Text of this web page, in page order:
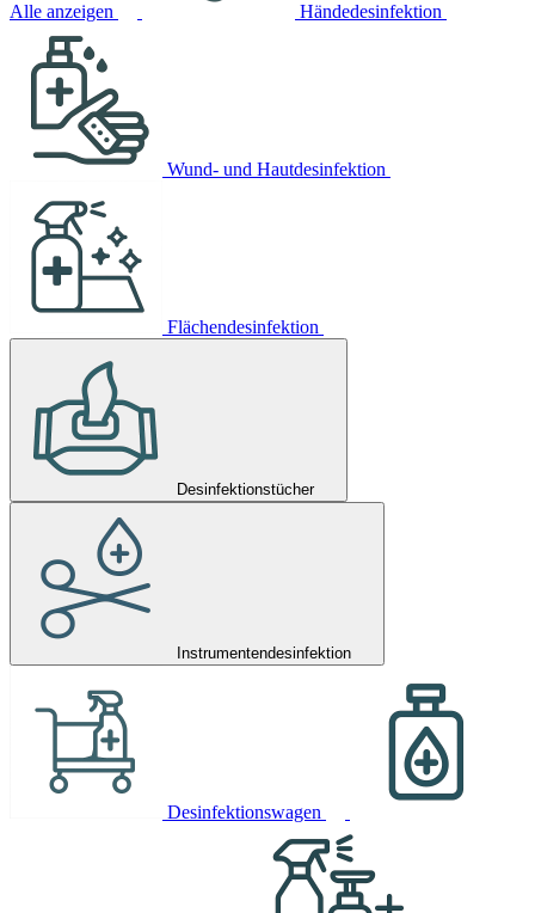
Alle anzeigen Händedesinfektion
Wund- und Hautdesinfektion
Flächendesinfektion
Desinfektionstücher
Instrumentendesinfektion
Desinfektionswagen